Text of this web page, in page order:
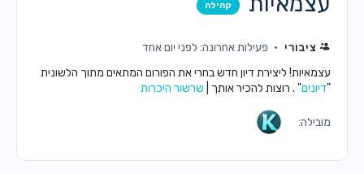
קהילה
ציבורי
פעילות אחרונה: לפני יום אחד
עצמאיות! ליצירת דיון חדש בחרי את הפורום המתאים מתוך הלשונית
דיונים" . רוצות להכיר אותך | שרשור היכרות
מובילה: